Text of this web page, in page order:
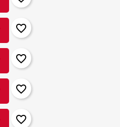
favorite_border
favorite_border
favorite_border
favorite_border